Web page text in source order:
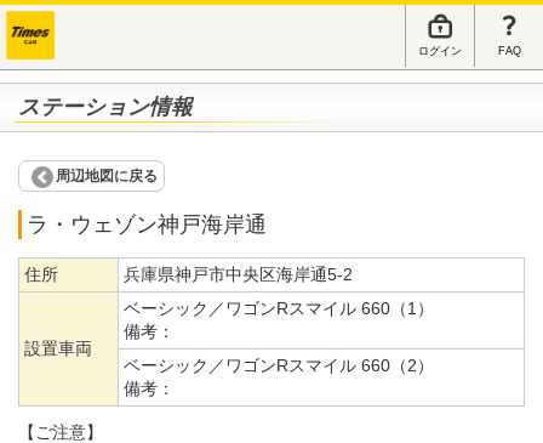
ログイン FAQ
ステーション情報
周辺地図に戻る
ラ・ウェゾン神戸海岸通
住所 兵庫県神戸市中央区海岸通5-2
設置車両
ベーシック／ワゴンRスマイル 660（1）
備考：
ベーシック／ワゴンRスマイル 660（2）
備考：
【ご注意】